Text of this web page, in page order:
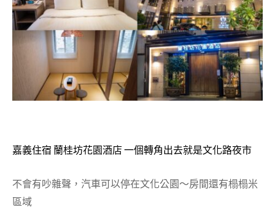
嘉義住宿 蘭桂坊花園酒店 一個轉角出去就是文化路夜市
不會有吵雜聲，汽車可以停在文化公園～房間還有榻榻米
區域